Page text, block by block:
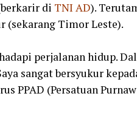
di TNI AD).
(sekarang Timor Leste).
perjalanan hidup.
sangat bersyukur
PPAD (Persatuan